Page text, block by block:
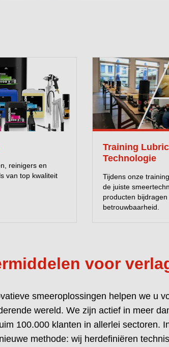
reinigers en
van top kwaliteit
Training
Technologie
Tijdens onze
de juiste
producten
betrouwbaarheid.
voor
smeeroplossingen helpen we u
wereld. We zijn actief in meer
100.000 klanten in allerlei sectoren.
methode: wij herdefiniëren
optimaliseren en de
in te zetten als kostenbesparende
de onderhoudskosten, het
verhogen ze de betrouwbaarheid